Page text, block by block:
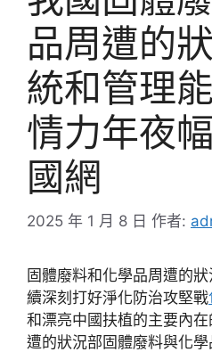
品周遭的
統和管理
情力年夜
國網
2025 年 1 月 8 日 作者:
固體廢料和化學品周遭的
續深刻打好淨化防治攻堅戰
和漂亮中國扶植的主要內
遭的狀況部固體廢料與化